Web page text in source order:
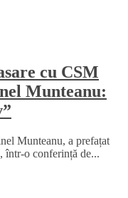
cu CSM
Munteanu:
Munteanu, a prefațat
într-o conferință de...